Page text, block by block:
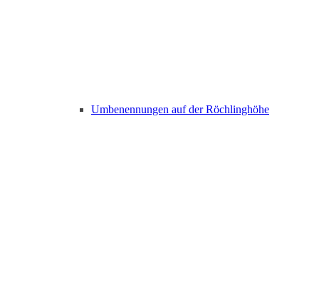
Umbenennungen auf der Röchlinghöhe